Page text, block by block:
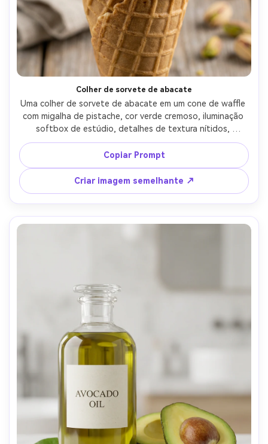
Colher de sorvete de abacate
Uma colher de sorvete de abacate em um cone de waffle
com migalha de pistache, cor verde cremoso, iluminação
softbox de estúdio, detalhes de textura nítidos,
fotografia comercial de sobremesa, tirado em lente de
85mm, profundidade de campo rasa, destaques
brilhantes e bordas de fusão realistas-AR 4:5
Copiar Prompt
Criar imagem semelhante ↗